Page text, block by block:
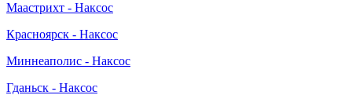
Маастрихт - Наксос
Красноярск - Наксос
Миннеаполис - Наксос
Гданьск - Наксос